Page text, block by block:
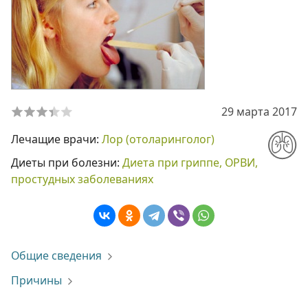
29 марта 2017
Лечащие врачи: Лор (отоларинголог)
Диеты при болезни: Диета при гриппе, ОРВИ,
простудных заболеваниях
Общие сведения
Причины